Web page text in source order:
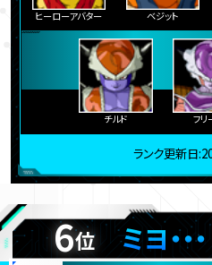
ヒーローアバター ベジット
チルド フリ
ランク更新日
6位 ミヨ・・・